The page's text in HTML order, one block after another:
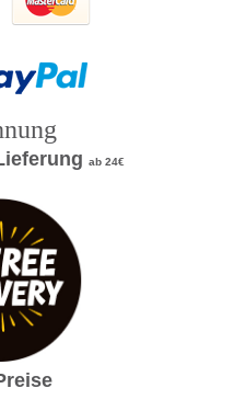
ab 24€